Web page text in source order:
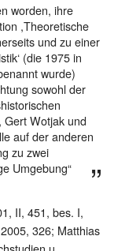
worden, ihre
,Theoretische
und zu einer
(die 1975 in
wurde)
sowohl der
Wotjak und
auf der anderen
zu zwei
Umgebung“
II, 451, bes. I,
326; Matthias